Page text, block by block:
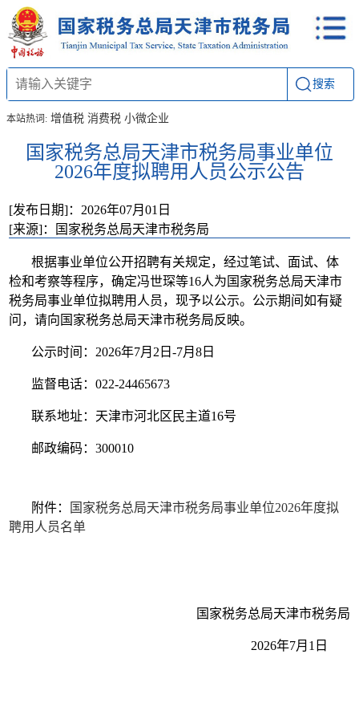
搜索
本站热词: 增值税 消费税 小微企业
国家税务总局天津市税务局事业单位
2026年度拟聘用人员公示公告
[发布日期]：2026年07月01日
[来源]：国家税务总局天津市税务局
根据事业单位公开招聘有关规定，经过笔试、面试、体
检和考察等程序，确定冯世琛等16人为国家税务总局天津市
税务局事业单位拟聘用人员，现予以公示。公示期间如有疑
问，请向国家税务总局天津市税务局反映。
公示时间：2026年7月2日-7月8日
监督电话：022-24465673
联系地址：天津市河北区民主道16号
邮政编码：300010
附件：
国家税务总局天津市税务局事业单位2026年度拟
聘用人员名单
国家税务总局天津市税务局
2026年7月1日